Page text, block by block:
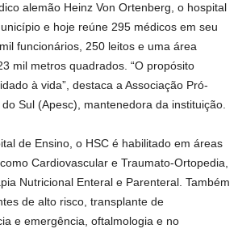
alemão Heinz Von Ortenberg, o hospital
e hoje reúne 295 médicos em seu
funcionários, 250 leitos e uma área
mil metros quadrados. “O propósito
à vida”, destaca a Associação Pró-
Sul (Apesc), mantenedora da instituição.
de Ensino, o HSC é habilitado em áreas
Cardiovascular e Traumato-Ortopedia,
Nutricional Enteral e Parenteral. Também
de alto risco, transplante de
e emergência, oftalmologia e no